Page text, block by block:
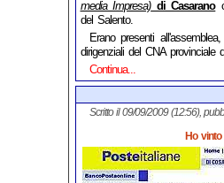
media Impresa)di Casarano
del Salento.
Erano presenti
dirigenziali del CNA provinciale
Continua...
Scritto il 09/09/2009 (12:56),
Ho